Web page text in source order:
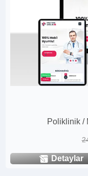
Poliklinik /
Detaylar